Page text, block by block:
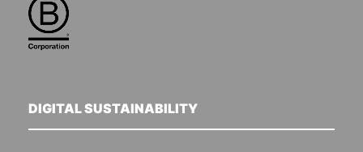
DIGITAL SUSTAINABILITY